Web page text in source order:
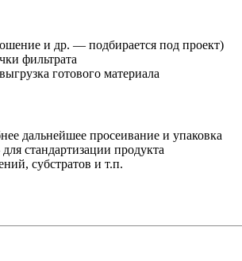
и др. — подбирается под проект)
фильтрата
готового материала
дальнейшее просеивание и упаковка
стандартизации продукта
субстратов и т.п.